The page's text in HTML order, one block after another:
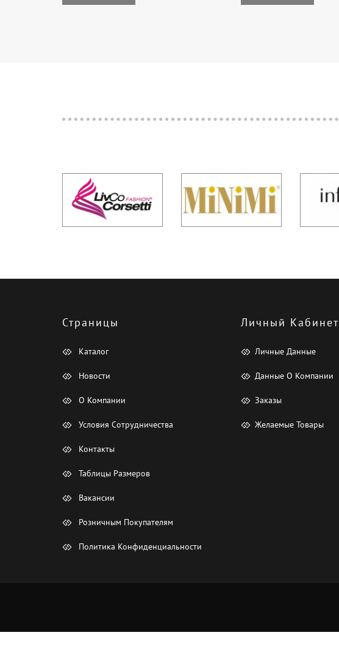
Страницы
Каталог
Новости
О Компании
Условия Сотрудничества
Контакты
Таблицы Размеров
Вакансии
Розничным Покупателям
Политика Конфиденциальности
Личный Кабинет
Личные Данные
Данные О Компании
Заказы
Желаемые Товары